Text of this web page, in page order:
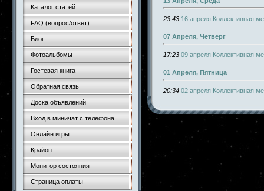
Каталог статей
FAQ (вопрос/ответ)
Блог
Фотоальбомы
Гостевая книга
Обратная связь
Доска объявлений
Вход в миничат с телефона
Онлайн игры
Крайон
Монитор состояния
Страница оплаты
23:43 16 апреля Коллективная
07 Апреля, Четверг
17:23 09 апреля Коллективная
01 Апреля, Пятница
20:34 02 апреля Коллективная